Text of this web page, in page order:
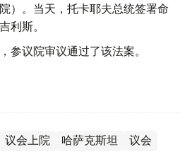
）。当天，托卡耶夫总统签署命
利斯。
参议院审议通过了该法案。
议会上院 哈萨克斯坦 议会